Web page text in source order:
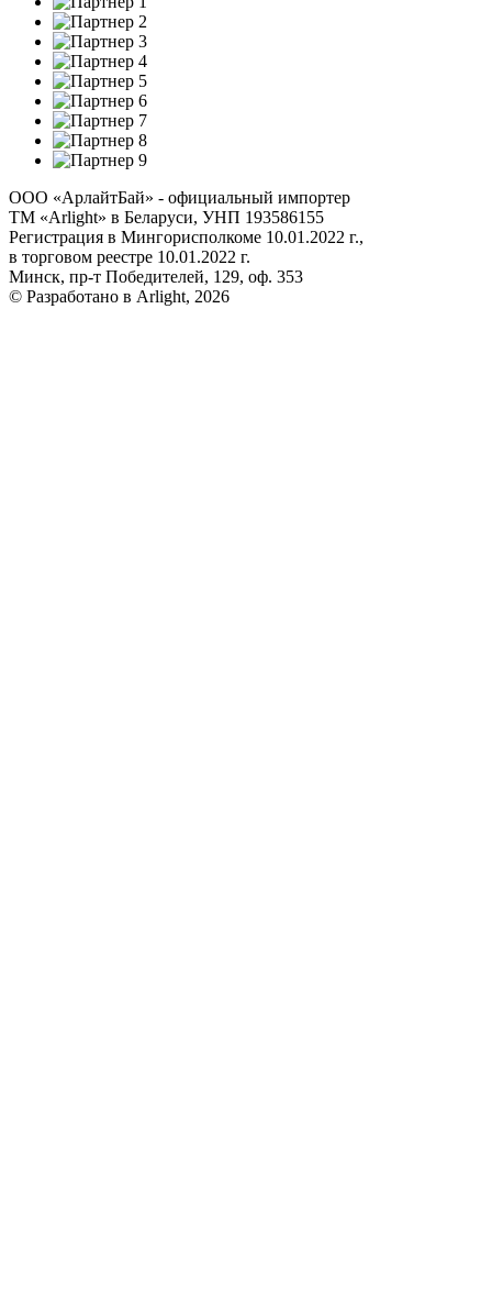
ООО «АрлайтБай» - официальный импортер
ТМ «Arlight» в Беларуси, УНП 193586155
Регистрация в Мингорисполкоме 10.01.2022 г.,
в торговом реестре 10.01.2022 г.
Минск, пр-т Победителей, 129, оф. 353
© Разработано в Arlight, 2026